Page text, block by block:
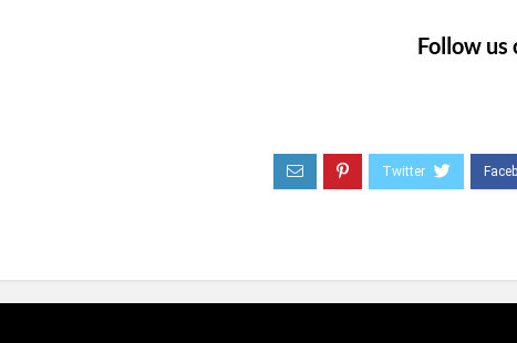
Follow us